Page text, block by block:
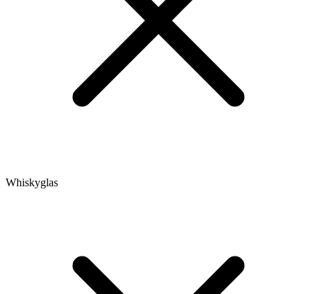
Whiskyglas